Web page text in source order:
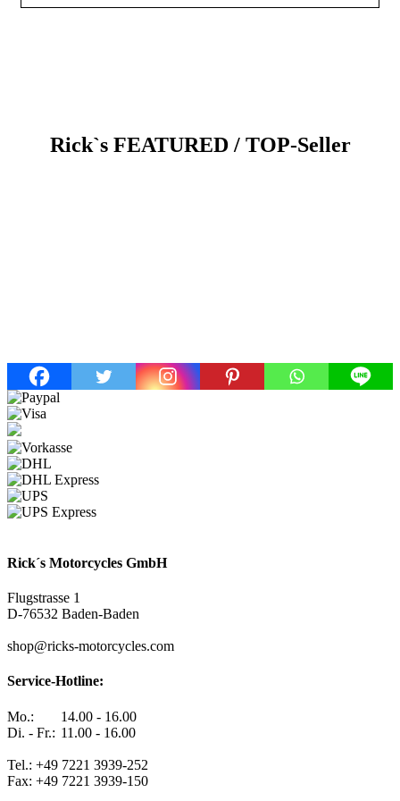
Rick`s FEATURED / TOP-Seller
Rick´s Motorcycles GmbH
Flugstrasse 1
D-76532 Baden-Baden
shop@ricks-motorcycles.com
Service-Hotline:
Mo.:
14.00 - 16.00
Di. - Fr.: 11.00 - 16.00
Tel.: +49 7221 3939-252
Fax: +49 7221 3939-150